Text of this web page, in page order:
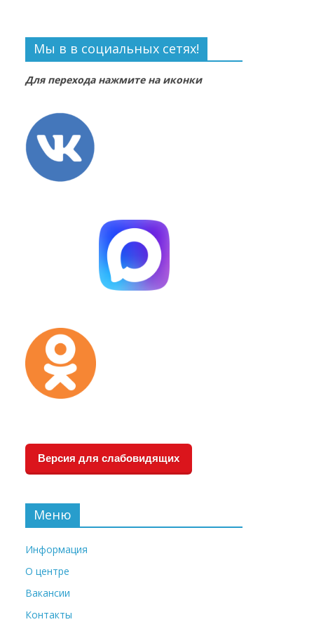
Мы в в социальных сетях!
Для перехода нажмите на иконки
Версия для слабовидящих
Меню
Информация
О центре
Вакансии
Контакты